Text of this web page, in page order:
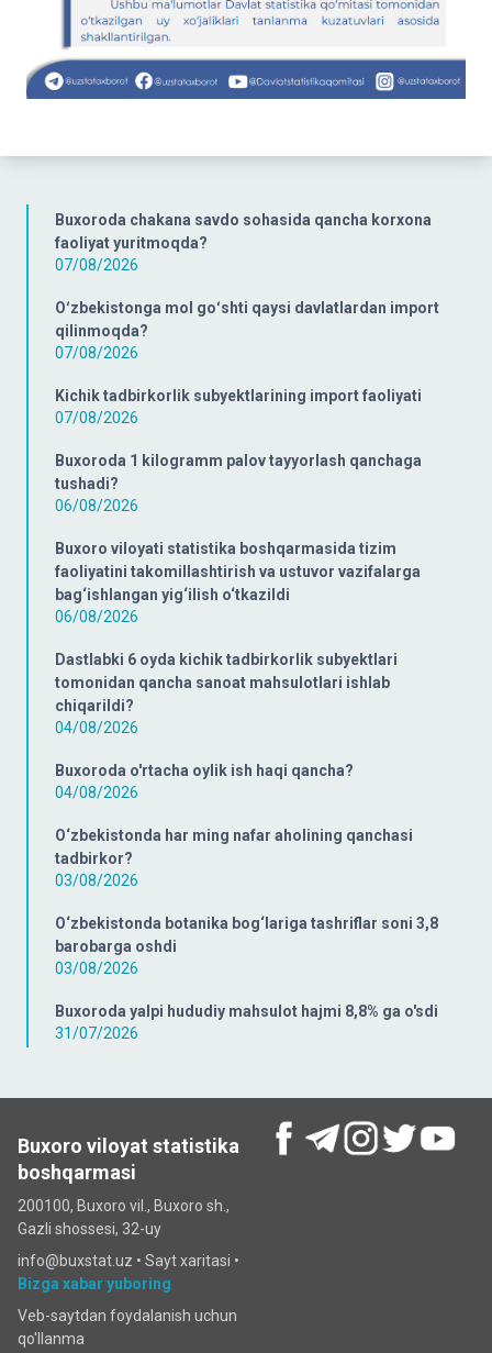
Buxoroda chakana savdo sohasida qancha korxona
faoliyat yuritmoqda?
07/08/2026
Oʻzbekistonga mol goʻshti qaysi davlatlardan import
qilinmoqda?
07/08/2026
Kichik tadbirkorlik subyektlarining import faoliyati
07/08/2026
Buxoroda 1 kilogramm palov tayyorlash qanchaga
tushadi?
06/08/2026
Buxoro viloyati statistika boshqarmasida tizim
faoliyatini takomillashtirish va ustuvor vazifalarga
bag‘ishlangan yig‘ilish o‘tkazildi
06/08/2026
Dastlabki 6 oyda kichik tadbirkorlik subyektlari
tomonidan qancha sanoat mahsulotlari ishlab
chiqarildi?
04/08/2026
Buxoroda o'rtacha oylik ish haqi qancha?
04/08/2026
O‘zbekistonda har ming nafar aholining qanchasi
tadbirkor?
03/08/2026
O‘zbekistonda botanika bog‘lariga tashriflar soni 3,8
barobarga oshdi
03/08/2026
Buxoroda yalpi hududiy mahsulot hajmi 8,8% ga o'sdi
31/07/2026
Buxoro viloyat statistika
boshqarmasi
200100, Buxoro vil., Buxoro sh.,
Gazli shossesi, 32-uy
info@buxstat.uz • Sayt xaritasi •
Bizga xabar yuboring
Veb-saytdan foydalanish uchun
qo'llanma